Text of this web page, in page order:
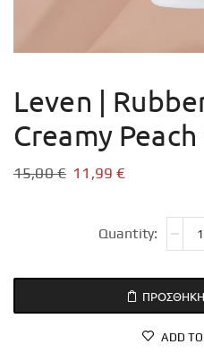
Leven |
Creamy
15,00€ 11,99€
ADD